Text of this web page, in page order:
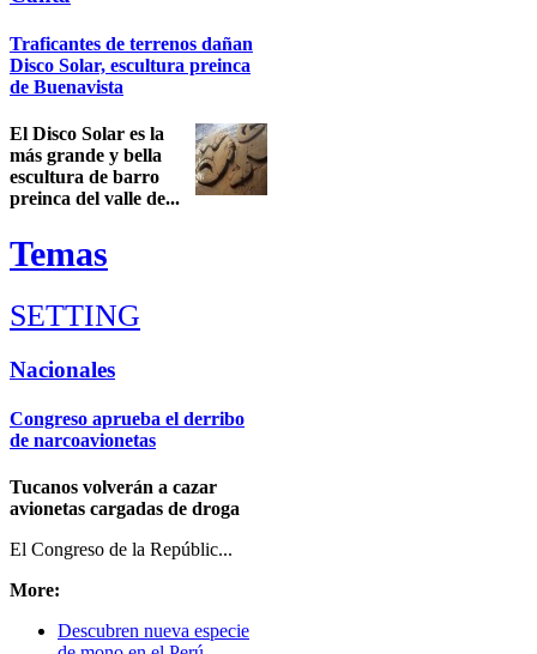
Traficantes de terrenos dañan
Disco Solar, escultura preinca
de Buenavista
El Disco Solar es la
más grande y bella
escultura de barro
preinca del valle de...
Temas
SETTING
Check all
Nacionales
Cultura
Eventos
Ciencia y Tecnología
Link Items
Show Image
Nacionales
Congreso aprueba el derribo
de narcoavionetas
Tucanos volverán a cazar
avionetas cargadas de droga
El Congreso de la Repúblic...
More:
Descubren nueva especie